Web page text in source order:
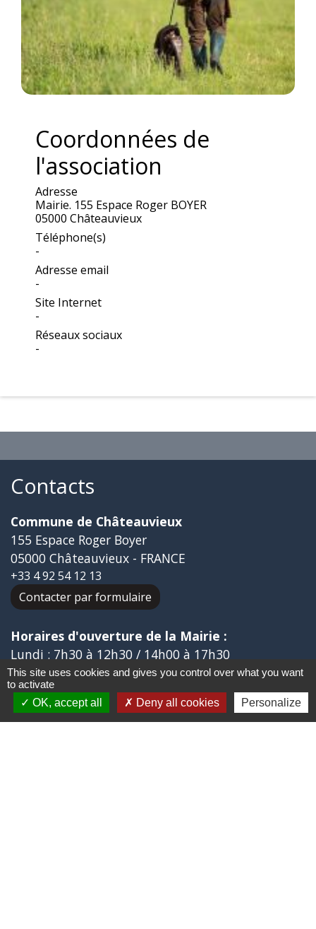
Coordonnées de
l'association
Adresse
Mairie. 155 Espace Roger BOYER
05000 Châteauvieux
Téléphone(s)
-
Adresse email
-
Site Internet
-
Réseaux sociaux
-
Contacts
Commune de Châteauvieux
155 Espace Roger Boyer
05000 Châteauvieux - FRANCE
+33 4 92 54 12 13
Contacter par formulaire
Horaires d'ouverture de la Mairie :
Lundi : 7h30 à 12h30 / 14h00 à 17h30
Mardi : 7h30 à 12h30 / 14h00 à 17h30
Mercredi : 7h30 à 12h00
Jeudi : 7h30 à 12h30 / 14h00 à 17h30
Vendredi : 7h30 à 12h30
This site uses cookies and gives you control over what you want
to activate
OK, accept all
Deny all cookies Personalize